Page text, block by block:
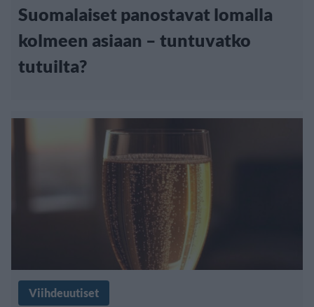
Suomalaiset panostavat lomalla
kolmeen asiaan – tuntuvatko
tutuilta?
Viihdeuutiset